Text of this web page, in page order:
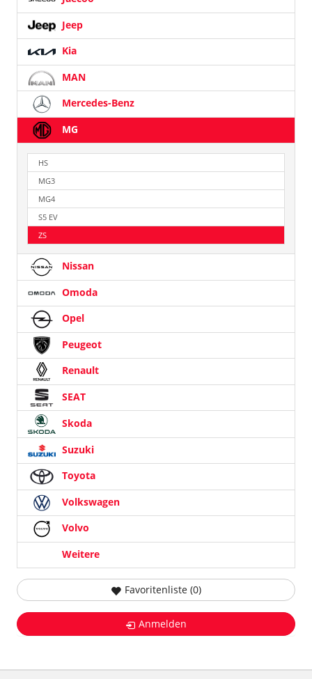
Jeep
Kia
MAN
Mercedes-Benz
MG
HS
MG3
MG4
S5 EV
ZS
Nissan
Omoda
Opel
Peugeot
Renault
SEAT
Skoda
Suzuki
Toyota
Volkswagen
Volvo
Weitere
Favoritenliste (0)
Anmelden